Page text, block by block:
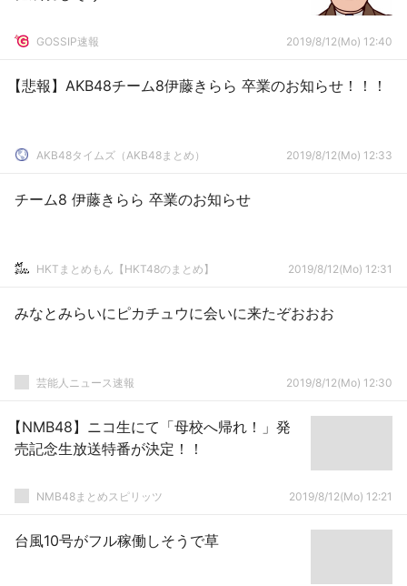
GOSSIP速報 2019/8/12(Mo) 12:40
【悲報】AKB48チーム8伊藤きらら 卒業のお知らせ！！！
AKB48タイムズ（AKB48まとめ） 2019/8/12(Mo) 12:33
チーム8 伊藤きらら 卒業のお知らせ
HKTまとめもん【HKT48のまとめ】 2019/8/12(Mo) 12:31
みなとみらいにピカチュウに会いに来たぞおおお
芸能人ニュース速報 2019/8/12(Mo) 12:30
【NMB48】ニコ生にて「母校へ帰れ！」発
売記念生放送特番が決定！！
NMB48まとめスピリッツ 2019/8/12(Mo) 12:21
台風10号がフル稼働しそうで草